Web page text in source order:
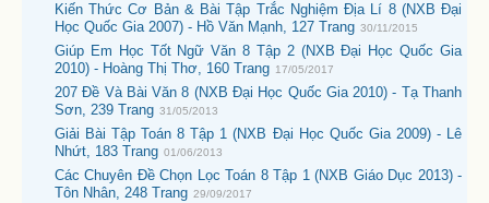
Kiến Thức Cơ Bản & Bài Tập Trắc Nghiệm Địa Lí 8 (NXB Đại
Học Quốc Gia 2007) - Hồ Văn Mạnh, 127 Trang 30/11/2015
Giúp Em Học Tốt Ngữ Văn 8 Tập 2 (NXB Đại Học Quốc Gia
2010) - Hoàng Thị Thơ, 160 Trang 17/05/2017
207 Đề Và Bài Văn 8 (NXB Đại Học Quốc Gia 2010) - Tạ Thanh
Sơn, 239 Trang 31/05/2013
Giải Bài Tập Toán 8 Tập 1 (NXB Đại Học Quốc Gia 2009) - Lê
Nhứt, 183 Trang 01/06/2013
Các Chuyên Đề Chọn Lọc Toán 8 Tập 1 (NXB Giáo Dục 2013) -
Tôn Nhân, 248 Trang 29/09/2017